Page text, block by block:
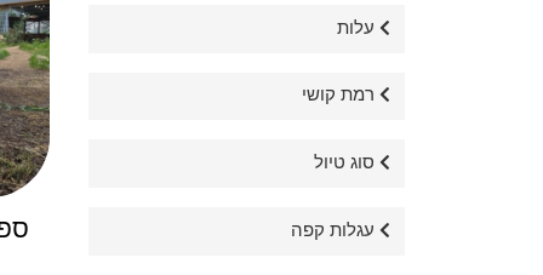
עלות
רמת קושי
סוג טיול
עגלות קפה